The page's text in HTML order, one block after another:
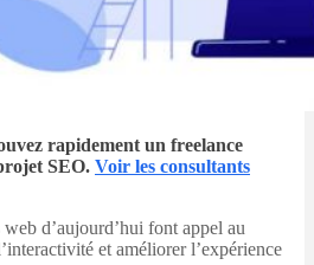
rapidement un freelance
SEO. Voir les consultants
d’aujourd’hui font appel au
et améliorer l’expérience